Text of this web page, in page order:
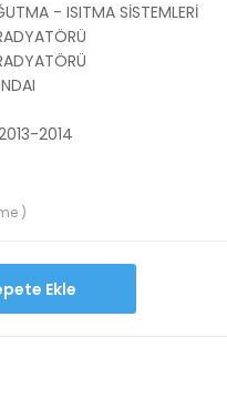
- ISITMA SİSTEMLERİ
2014
)
Sepete Ekle